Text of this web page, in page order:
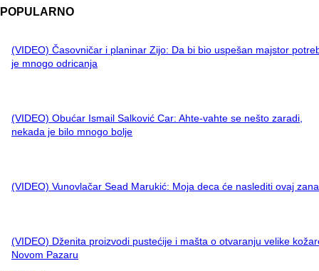
POPULARNO
(VIDEO) Časovničar i planinar Zijo: Da bi bio uspešan majstor
je mnogo odricanja
(VIDEO) Obućar Ismail Salković Car: Ahte-vahte se nešto zaradi,
nekada je bilo mnogo bolje
(VIDEO) Vunovlačar Sead Marukić: Moja deca će naslediti ovaj
(VIDEO) Dženita proizvodi pustećije i mašta o otvaranju velike
Novom Pazaru